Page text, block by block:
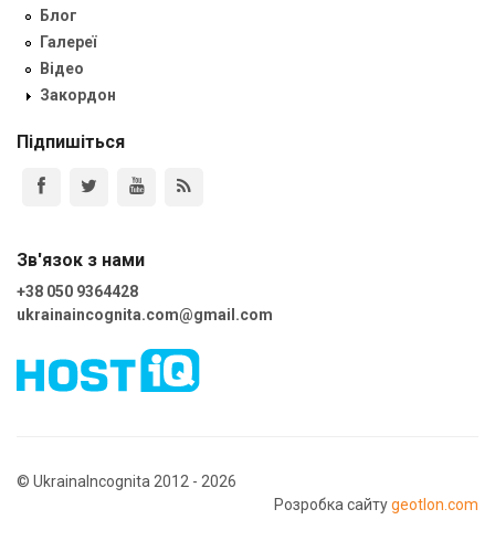
Блог
Галереї
Відео
Закордон
Підпишіться
Зв'язок з нами
+38 050 9364428
ukrainaincognita.com@gmail.com
© UkrainaIncognita 2012 - 2026
Розробка сайтуgeotlon.com